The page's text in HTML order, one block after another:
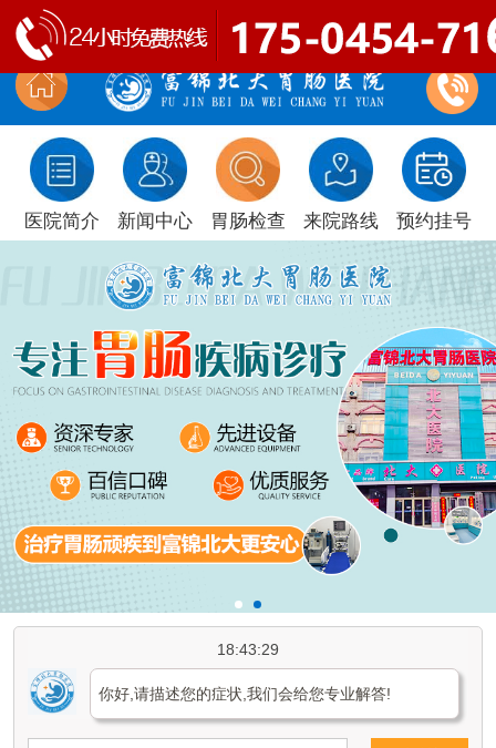
医院简介 新闻中心 胃肠检查 来院路线 预约挂号
18:43:29
你好,请描述您的症状,我们会给您专业解答!